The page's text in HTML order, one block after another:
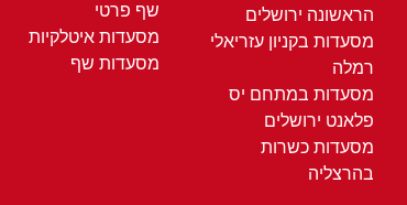
הראשונה ירושלים
מסעדות בקניון עזריאלי
רמלה
מסעדות במתחם יס
פלאנט ירושלים
מסעדות כשרות
בהרצליה
שף פרטי
מסעדות איטלקיות
מסעדות שף